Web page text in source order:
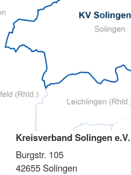
Kreisverband Solingen e.V.
Burgstr. 105
42655 Solingen